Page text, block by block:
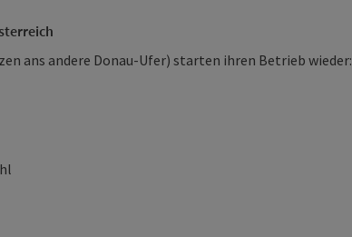
ans andere Donau-Ufer) starten ihren Betrieb wieder: